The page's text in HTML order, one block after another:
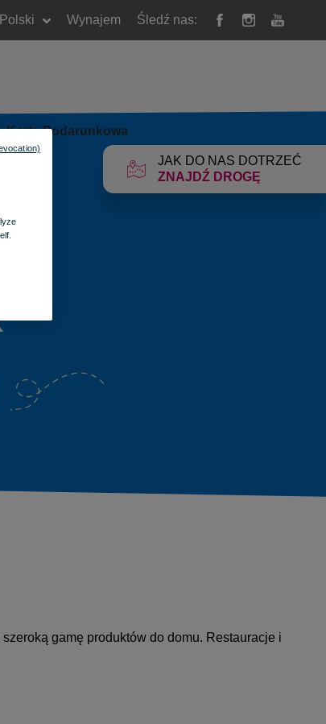
Polski Wynajem Śledź nas:
JAK DO NAS DOTRZEĆ
ZNAJDŹ DROGĘ
Karta Podarunkowa
gamę produktów do domu. Restauracje i